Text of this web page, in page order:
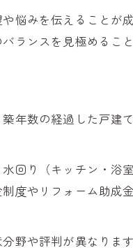
悩みを伝えることが
ランスを見極めること
年数の経過した戸建
回り（キッチン・浴
度やリフォーム助成
野や評判が異なりま